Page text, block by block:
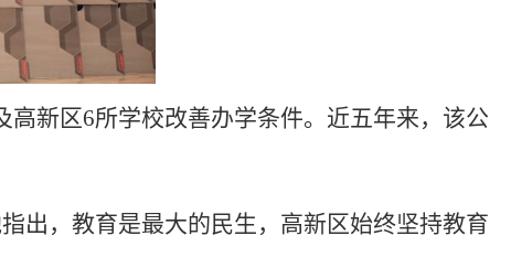
高新区6所学校改善办学条件。近五年来，该公
出，教育是最大的民生，高新区始终坚持教育